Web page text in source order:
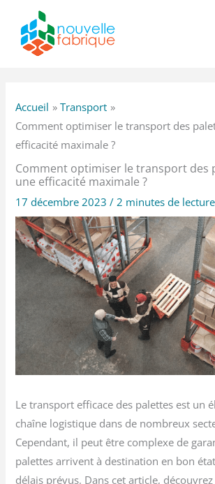
contenu
Accueil
Transport
Comment optimiser le transport des
efficacité maximale ?
Comment optimiser le transport des
une efficacité maximale ?
17 décembre 2023/2 minutes de lecture
Le transport efficace des palettes est un
chaîne logistique dans de nombreux
Cependant, il peut être complexe de
palettes arrivent à destination en bon
délais prévus. Dans cet article,